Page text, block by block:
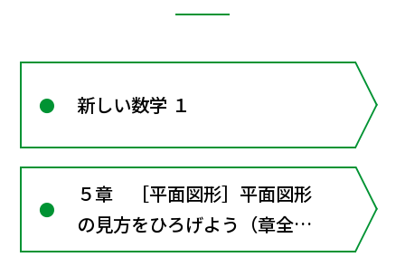
新しい数学 １
５章 ［平面図形］平面図形
の見方をひろげよう（章全体